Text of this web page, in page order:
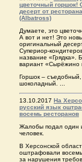
цветочный горшок!
десерт от
(Albatross)
Думаете, это
А вот и нет! Это
оригинальный
Супериор-
название «Грядка».
вариант «Сырёжино
Горшок – съедобный,
шоколадный. ...
13.10.2017 На
русский язык
восемь ресторанов
Жалобы подал один
человек.
В Херсонской
оштрафовали
за нарушения